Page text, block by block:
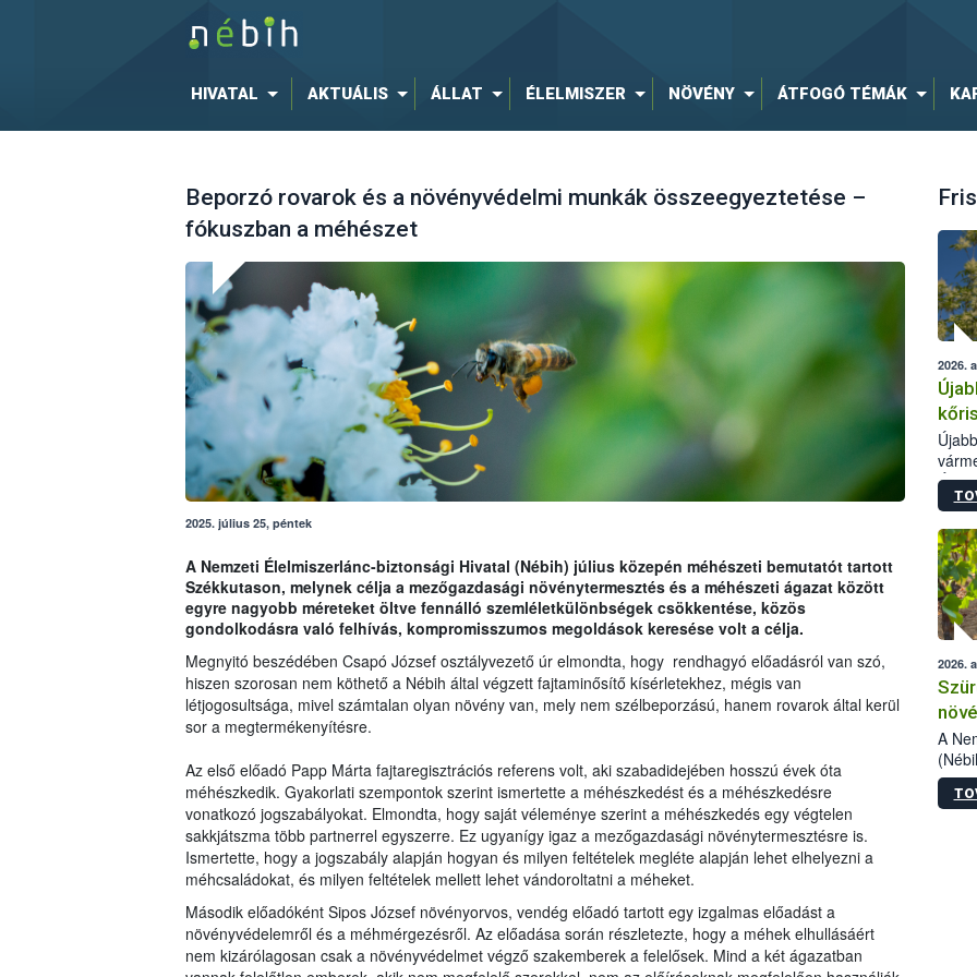
HIVATAL AKTUÁLIS ÁLLAT ÉLELMISZER NÖVÉNY ÁTFOGÓ TÉMÁK
Beporzó rovarok és a növényvédelmi munkák összeegyeztetése –
fókuszban a méhészet
2025. július 25, péntek
A Nemzeti Élelmiszerlánc-biztonsági Hivatal (Nébih) július közepén méhészeti bemutatót tartott
Székkutason, melynek célja a mezőgazdasági növénytermesztés és a méhészeti ágazat között
egyre nagyobb méreteket öltve fennálló szemléletkülönbségek csökkentése, közös
gondolkodásra való felhívás, kompromisszumos megoldások keresése volt a célja.
Megnyitó beszédében Csapó József osztályvezető úr elmondta, hogy rendhagyó előadásról van szó,
hiszen szorosan nem köthető a Nébih által végzett fajtaminősítő kísérletekhez, mégis van
létjogosultsága, mivel számtalan olyan növény van, mely nem szélbeporzású, hanem rovarok által kerül
sor a megtermékenyítésre.
Az első előadó Papp Márta fajtaregisztrációs referens volt, aki szabadidejében hosszú évek óta
méhészkedik. Gyakorlati szempontok szerint ismertette a méhészkedést és a méhészkedésre
vonatkozó jogszabályokat. Elmondta, hogy saját véleménye szerint a méhészkedés egy végtelen
sakkjátszma több partnerrel egyszerre. Ez ugyanígy igaz a mezőgazdasági növénytermesztésre is.
Ismertette, hogy a jogszabály alapján hogyan és milyen feltételek megléte alapján lehet elhelyezni a
méhcsaládokat, és milyen feltételek mellett lehet vándoroltatni a méheket.
Második előadóként Sipos József növényorvos, vendég előadó tartott egy izgalmas előadást a
növényvédelemről és a méhmérgezésről. Az előadása során részletezte, hogy a méhek elhullásáért
nem kizárólagosan csak a növényvédelmet végző szakemberek a felelősek. Mind a két ágazatban
2026.
2026.
A